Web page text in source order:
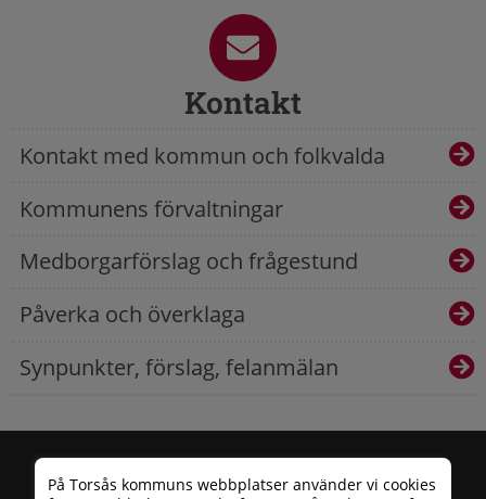
På Torsås kommuns webbplatser använder vi cookies
Kontakt
Kontakt med kommun och folkvalda
Kommunens förvaltningar
Medborgarförslag och frågestund
Påverka och överklaga
Synpunkter, förslag, felanmälan